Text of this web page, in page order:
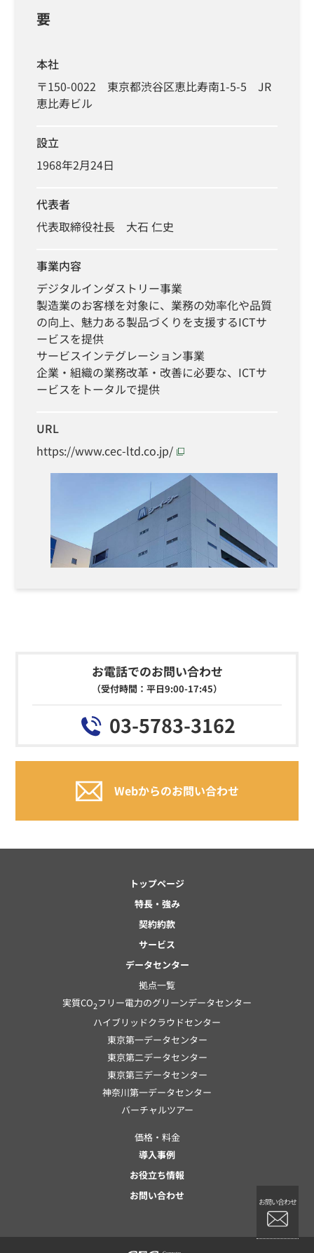
要
本社
〒150-0022 東京都渋谷区恵比寿南1-5-5 JR
恵比寿ビル
設立
1968年2月24日
代表者
代表取締役社長 大石 仁史
事業内容
デジタルインダストリー事業
製造業のお客様を対象に、業務の効率化や品質
の向上、魅力ある製品づくりを支援するICTサ
ービスを提供
サービスインテグレーション事業
企業・組織の業務改革・改善に必要な、ICTサ
ービスをトータルで提供
URL
https://www.cec-ltd.co.jp/
お電話でのお問い合わせ
（受付時間：平日9:00-17:45）
03-5783-3162
Webからのお問い合わせ
トップページ
特長・強み
契約約款
サービス
データセンター
拠点一覧
実質CO2フリー電力のグリーンデータセンター
ハイブリッドクラウドセンター
東京第一データセンター
東京第二データセンター
東京第三データセンター
神奈川第一データセンター
バーチャルツアー
価格・料金
導入事例
お役立ち情報
お問い合わせ
お問い合わせ